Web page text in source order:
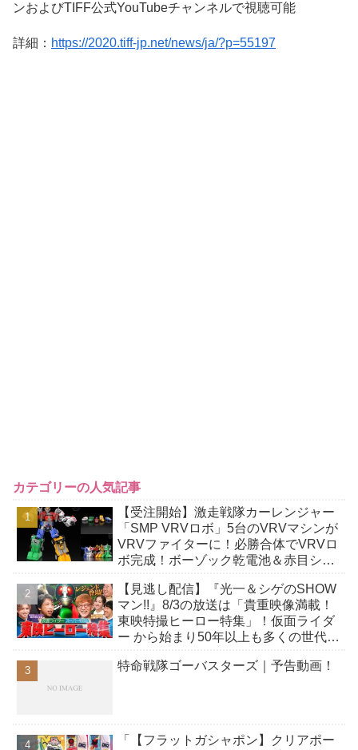
ンおよびTIFF公式YouTubeチャンネルで視聴可能
詳細： https://2020.tiff-jp.net/news/ja/?p=55197
カテゴリーの人気記事
【受注開始】激走戦隊カーレンジャー
「SMP VRVロボ」5台のVRVマシンが
VRVファイターに！必勝合体でVRVロ
ボ完成！ボーゾック乾電池＆赤目シー
【見逃し配信】『光一＆シゲのSHOW
マン!!』8/3の放送は「貴重映像満載！
東映特撮ヒーロー特集」！仮面ライダ
ー から始まり50年以上も多くの世代に
かす！
特命戦隊ゴーバスターズ｜予告動画！
「【フラットガシャポン】クリアポー